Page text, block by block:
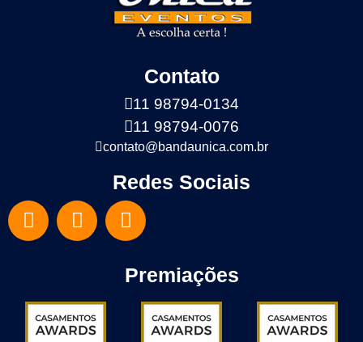
Contato
11 98794-0134
11 98794-0076
contato@bandaunica.com.br
Redes Sociais
Premiações